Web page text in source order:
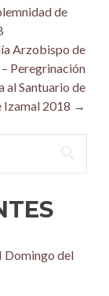
de
Arzobispo de
Peregrinación
al Santuario de
Izamal 2018 →
Domingo del